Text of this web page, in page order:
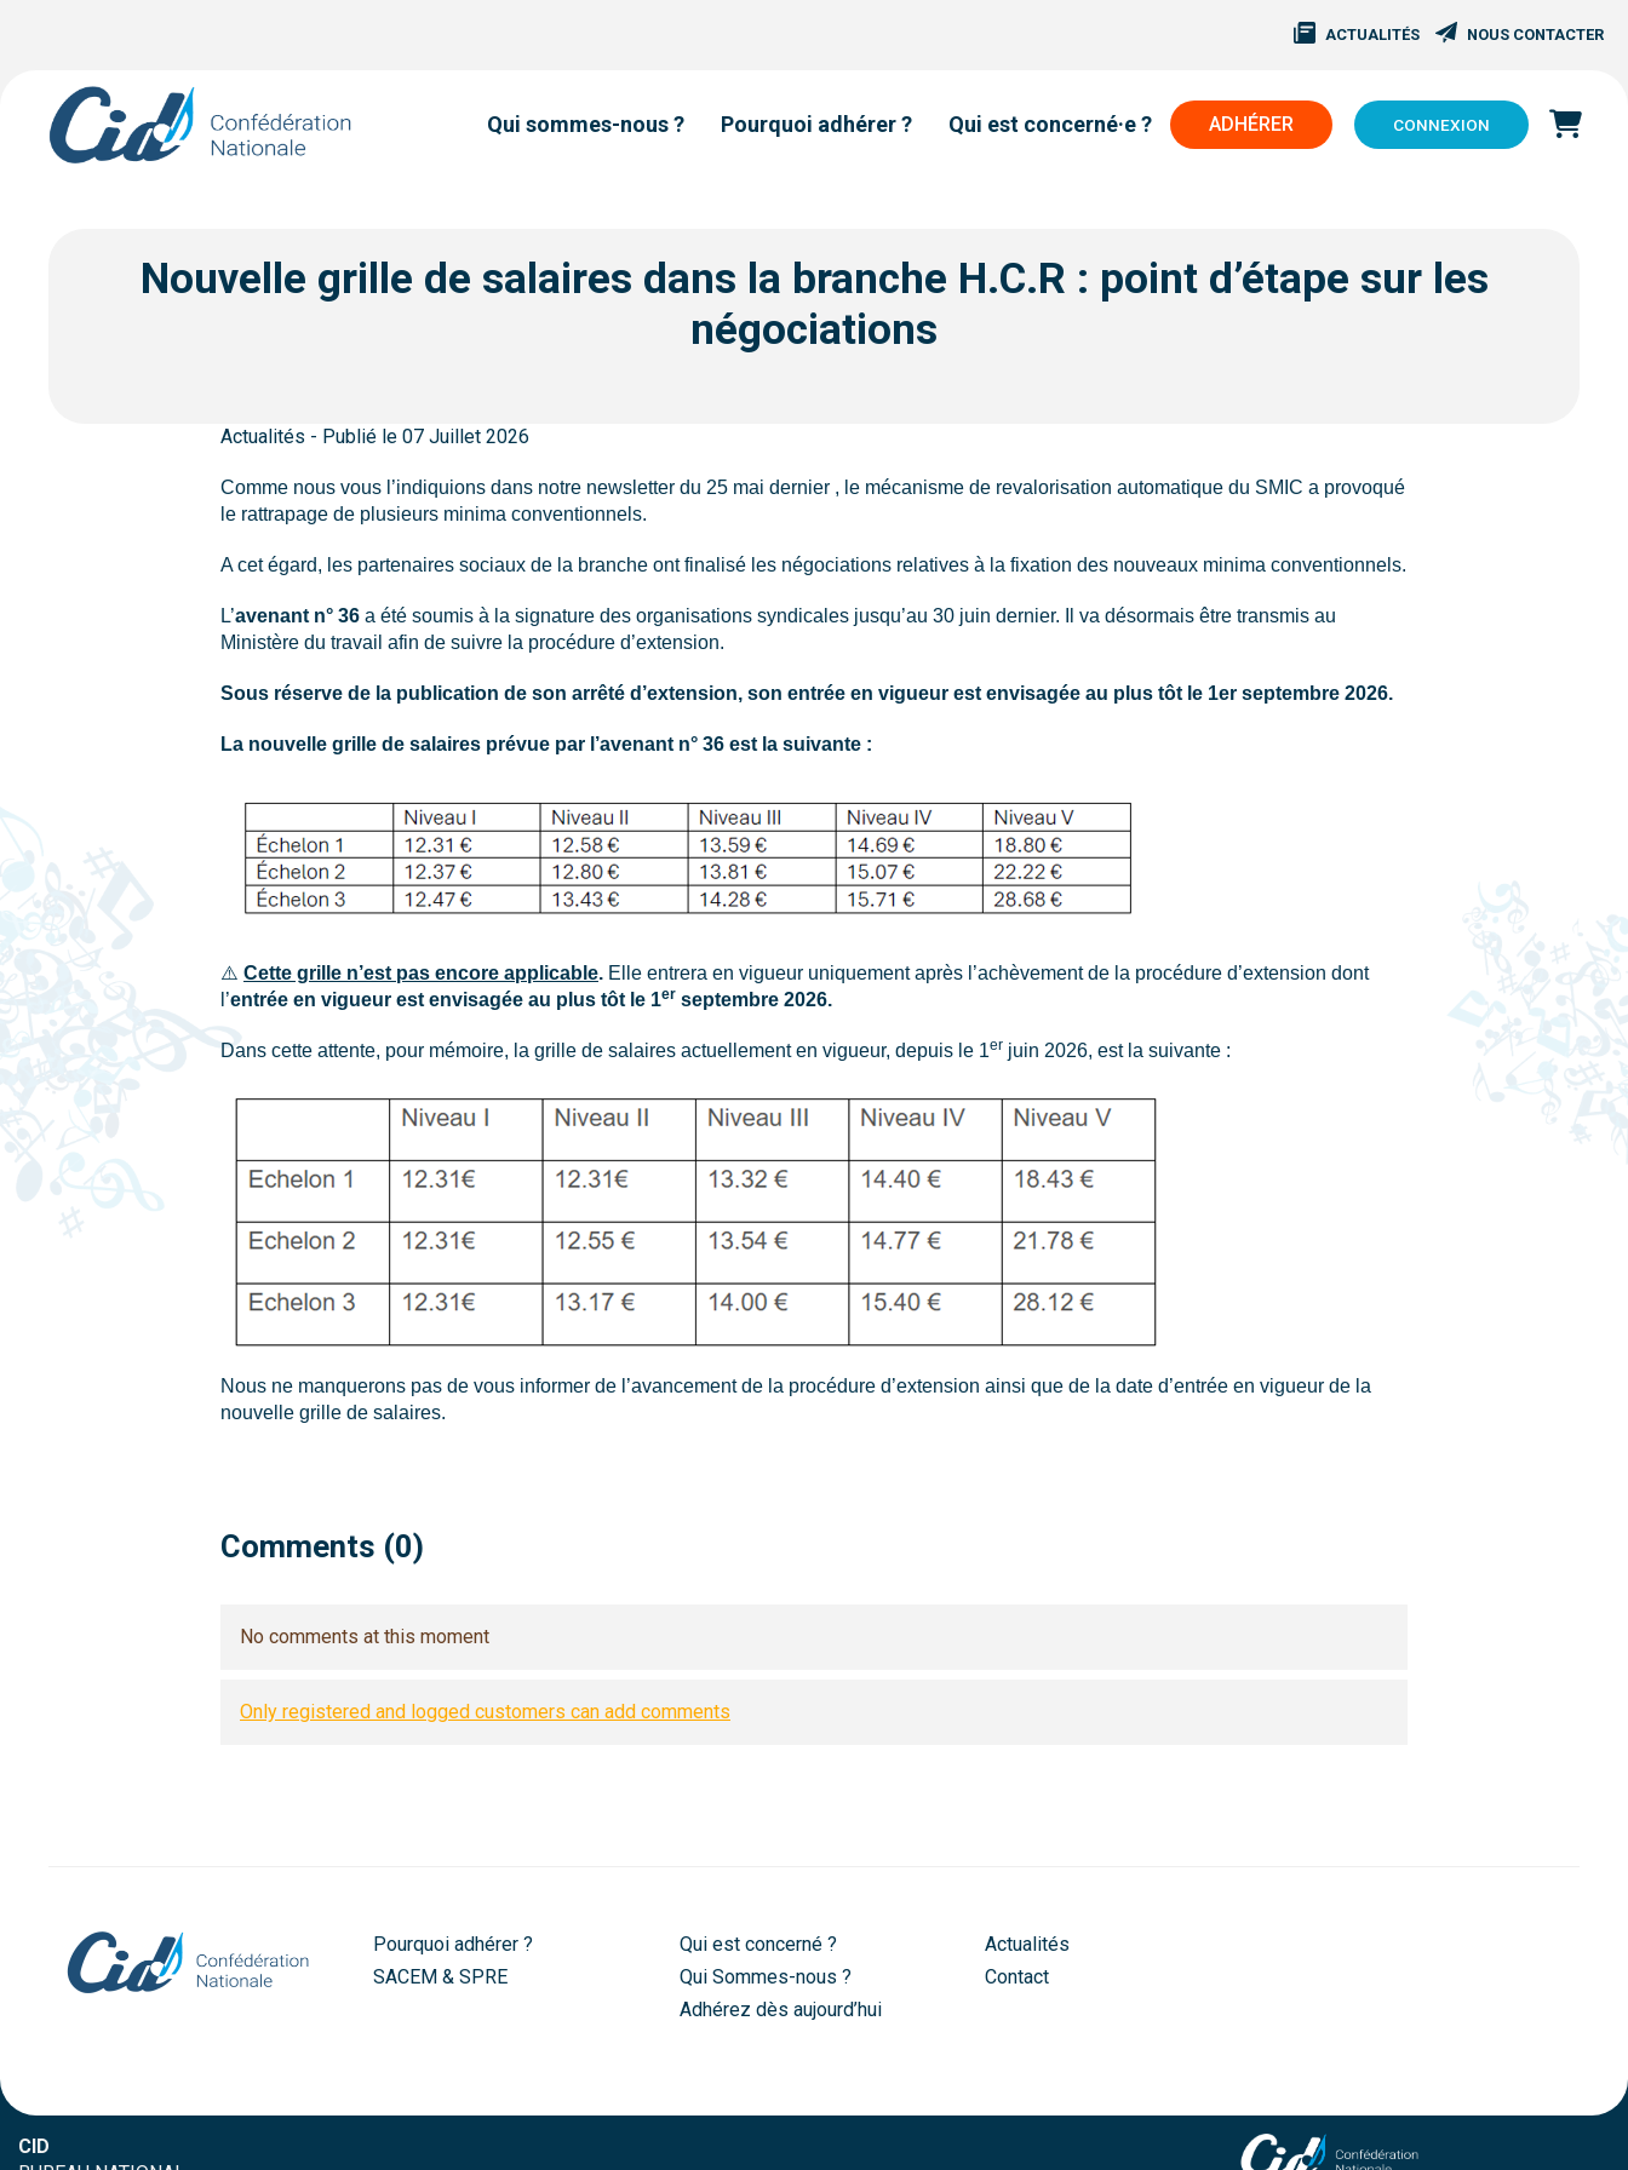
ACTUALITÉS NOUS CONTACTER
Qui sommes-nous ? Pourquoi adhérer ? Qui est concerné·e ? ADHÉRER CONNEXION
Nouvelle grille de salaires dans la branche H.C.R : point d’étape sur les
négociations
Actualités - Publié le 07 Juillet 2026
Comme nous vous l’indiquions dans notre newsletter du 25 mai dernier , le mécanisme de revalorisation automatique du SMIC a provoqué
le rattrapage de plusieurs minima conventionnels.
A cet égard, les partenaires sociaux de la branche ont finalisé les négociations relatives à la fixation des nouveaux minima conventionnels.
L’avenant n° 36 a été soumis à la signature des organisations syndicales jusqu’au 30 juin dernier. Il va désormais être transmis au
Ministère du travail afin de suivre la procédure d’extension.
Sous réserve de la publication de son arrêté d’extension, son entrée en vigueur est envisagée au plus tôt le 1er septembre 2026.
La nouvelle grille de salaires prévue par l’avenant n° 36 est la suivante :
⚠️ Cette grille n’est pas encore applicable. Elle entrera en vigueur uniquement après l’achèvement de la procédure d’extension dont
l’entrée en vigueur est envisagée au plus tôt le 1er septembre 2026.
Dans cette attente, pour mémoire, la grille de salaires actuellement en vigueur, depuis le 1er juin 2026, est la suivante :
Nous ne manquerons pas de vous informer de l’avancement de la procédure d’extension ainsi que de la date d’entrée en vigueur de la
nouvelle grille de salaires.
Comments (0)
No comments at this moment
Only registered and logged customers can add comments
Pourquoi adhérer ?
SACEM & SPRE
Qui est concerné ?
Qui Sommes-nous ?
Adhérez dès aujourd’hui
Actualités
Contact
CID